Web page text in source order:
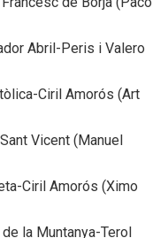
Abril-Peris i Valero
Ciril Amorós (Art
Vicent (Manuel
Ciril Amorós (Ximo
la Muntanya-Terol